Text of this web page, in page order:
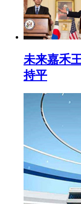
未来嘉禾
持平